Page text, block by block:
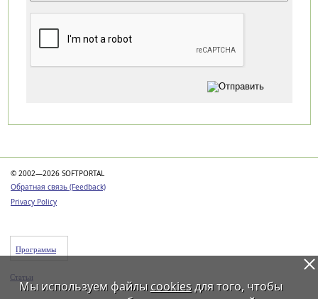
© 2002—2026 SOFTPORTAL
Обратная связь (Feedback)
Privacy Policy
Программы
Статьи
Мы используем файлы cookiesдля того, чтобы